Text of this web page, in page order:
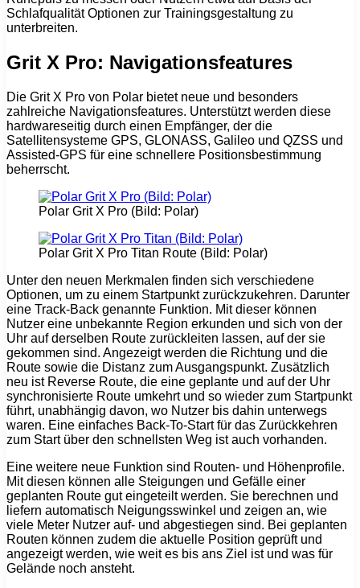
Schlafqualität Optionen zur Trainingsgestaltung zu
unterbreiten.
Grit X Pro: Navigationsfeatures
Die Grit X Pro von Polar bietet neue und besonders
zahlreiche Navigationsfeatures. Unterstützt werden diese
hardwareseitig durch einen Empfänger, der die
Satellitensysteme GPS, GLONASS, Galileo und QZSS und
Assisted-GPS für eine schnellere Positionsbestimmung
beherrscht.
Polar Grit X Pro (Bild: Polar)
Polar Grit X Pro Titan Route (Bild: Polar)
Unter den neuen Merkmalen finden sich verschiedene
Optionen, um zu einem Startpunkt zurückzukehren. Darunter
eine Track-Back genannte Funktion. Mit dieser können
Nutzer eine unbekannte Region erkunden und sich von der
Uhr auf derselben Route zurückleiten lassen, auf der sie
gekommen sind. Angezeigt werden die Richtung und die
Route sowie die Distanz zum Ausgangspunkt. Zusätzlich
neu ist Reverse Route, die eine geplante und auf der Uhr
synchronisierte Route umkehrt und so wieder zum Startpunkt
führt, unabhängig davon, wo Nutzer bis dahin unterwegs
waren. Eine einfaches Back-To-Start für das Zurückkehren
zum Start über den schnellsten Weg ist auch vorhanden.
Eine weitere neue Funktion sind Routen- und Höhenprofile.
Mit diesen können alle Steigungen und Gefälle einer
geplanten Route gut eingeteilt werden. Sie berechnen und
liefern automatisch Neigungsswinkel und zeigen an, wie
viele Meter Nutzer auf- und abgestiegen sind. Bei geplanten
Routen können zudem die aktuelle Position geprüft und
angezeigt werden, wie weit es bis ans Ziel ist und was für
Gelände noch ansteht.